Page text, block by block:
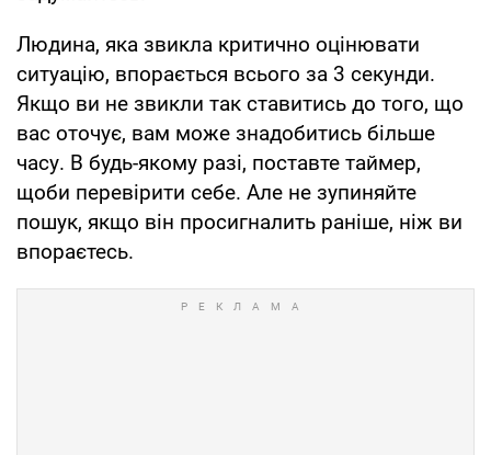
Людина, яка звикла критично оцінювати
ситуацію, впорається всього за 3 секунди.
Якщо ви не звикли так ставитись до того, що
вас оточує, вам може знадобитись більше
часу. В будь-якому разі, поставте таймер,
щоби перевірити себе. Але не зупиняйте
пошук, якщо він просигналить раніше, ніж ви
впораєтесь.